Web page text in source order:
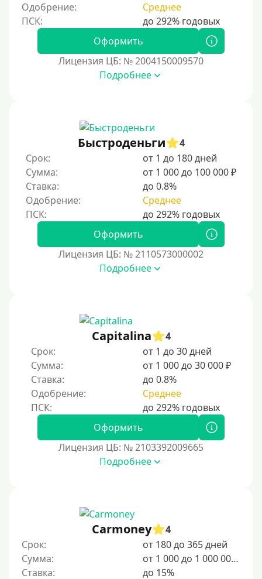
Одобрение:
Среднее
Оформить
Лицензия ЦБ: № 2004150009570
Подробнее
Быстроденьги
4
Срок:
от 1 до 180 дней
Сумма:
от 1 000 до 100 000 ₽
Ставка:
до 0.8%
Одобрение:
Среднее
Оформить
Лицензия ЦБ: № 2110573000002
Подробнее
Capitalina
4
Срок:
от 1 до 30 дней
Сумма:
от 1 000 до 30 000 ₽
Ставка:
до 0.8%
Одобрение:
Среднее
Оформить
Лицензия ЦБ: № 2103392009665
Подробнее
Carmoney
4
Срок:
от 180 до 365 дней
Сумма:
от 1 000 до 1 000 000 ₽
Ставка:
до 15%